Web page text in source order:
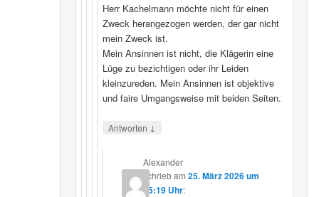
Herr Kachelmann möchte nicht für einen
Zweck herangezogen werden, der gar nicht
mein Zweck ist.
Mein Ansinnen ist nicht, die Klägerin eine
Lüge zu bezichtigen oder ihr Leiden
kleinzureden. Mein Ansinnen ist objektive
und faire Umgangsweise mit beiden Seiten.
Antworten ↓
Alexander
schriebam25. März 2026 um
15:19 Uhr: